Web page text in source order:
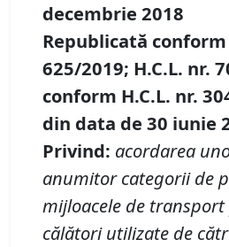
decembrie 2018
Republicată conform
625/2019; H.C.L. nr.
conform H.C.L. nr.
din data de 30 iunie
Privind: acordarea
anumitor categorii de
mijloacele de
călători utilizate de